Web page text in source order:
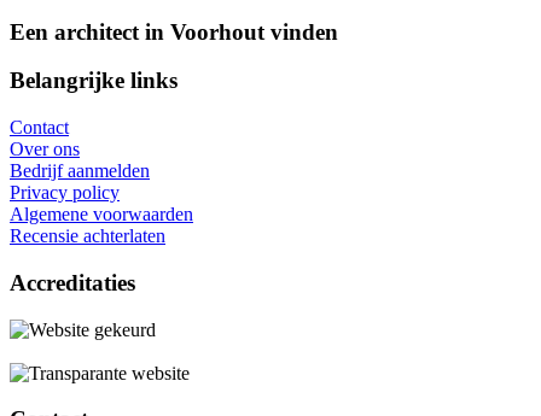
Een architect in Voorhout vinden
Belangrijke links
Contact
Over ons
Bedrijf aanmelden
Privacy policy
Algemene voorwaarden
Recensie achterlaten
Accreditaties